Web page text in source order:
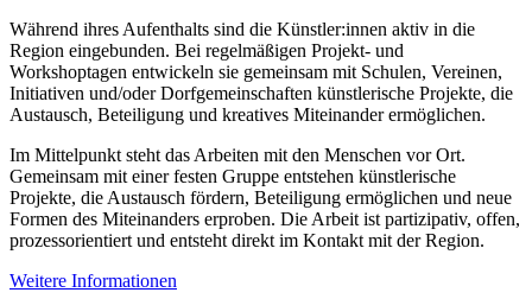
Während ihres Aufenthalts sind die Künstler:innen aktiv in die
Region eingebunden. Bei regelmäßigen Projekt- und
Workshoptagen entwickeln sie gemeinsam mit Schulen, Vereinen,
Initiativen und/oder Dorfgemeinschaften künstlerische Projekte, die
Austausch, Beteiligung und kreatives Miteinander ermöglichen.
Im Mittelpunkt steht das Arbeiten mit den Menschen vor Ort.
Gemeinsam mit einer festen Gruppe entstehen künstlerische
Projekte, die Austausch fördern, Beteiligung ermöglichen und neue
Formen des Miteinanders erproben. Die Arbeit ist partizipativ, offen,
prozessorientiert und entsteht direkt im Kontakt mit der Region.
Weitere Informationen